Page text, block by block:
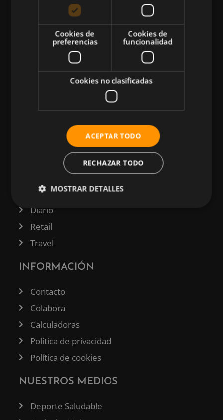
CATEGORÍAS
Atletismo
Musculación
Más Deportes
Tecnología
Diario
Retail
Travel
INFORMACIÓN
Contacto
Colabora
Calculadoras
Política de privacidad
Política de cookies
NUESTROS MEDIOS
Deporte Saludable
Cookies de
preferencias
Cookies de
funcionalidad
Cookies no clasificadas
ACEPTAR TODO
RECHAZAR TODO
MOSTRAR DETALLES